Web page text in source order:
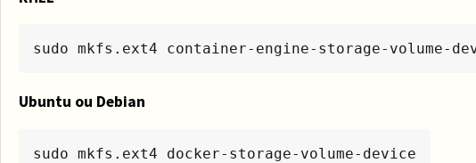
sudo mkfs.ext4 container-engine-storage-volume-
Ubuntu ou Debian
sudo mkfs.ext4 docker-storage-volume-device